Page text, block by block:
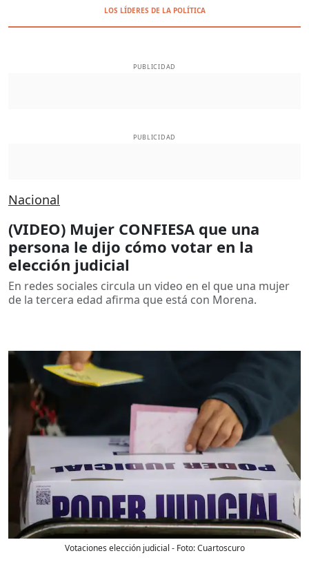
LOS LÍDERES DE LA POLÍTICA
PUBLICIDAD
PUBLICIDAD
Nacional
(VIDEO) Mujer CONFIESA que una
persona le dijo cómo votar en la
elección judicial
En redes sociales circula un video en el que una mujer
de la tercera edad afirma que está con Morena.
Votaciones elección judicial - Foto:Cuartoscuro